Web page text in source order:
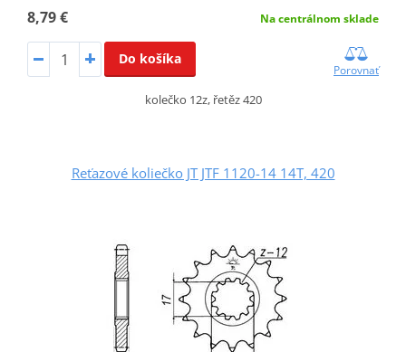
8,79 € Na centrálnom sklade
Do košíka
Porovnať
kolečko 12z, řetěz 420
Reťazové koliečko JT JTF 1120-14 14T, 420